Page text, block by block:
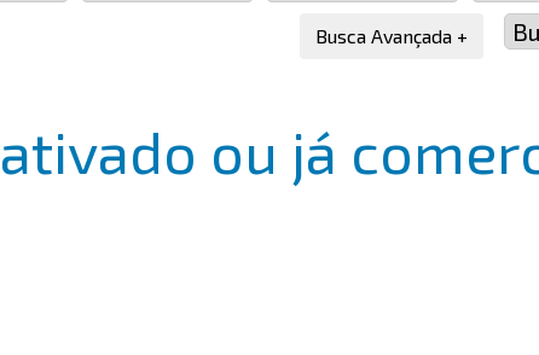
Busca Avançada +
ou já